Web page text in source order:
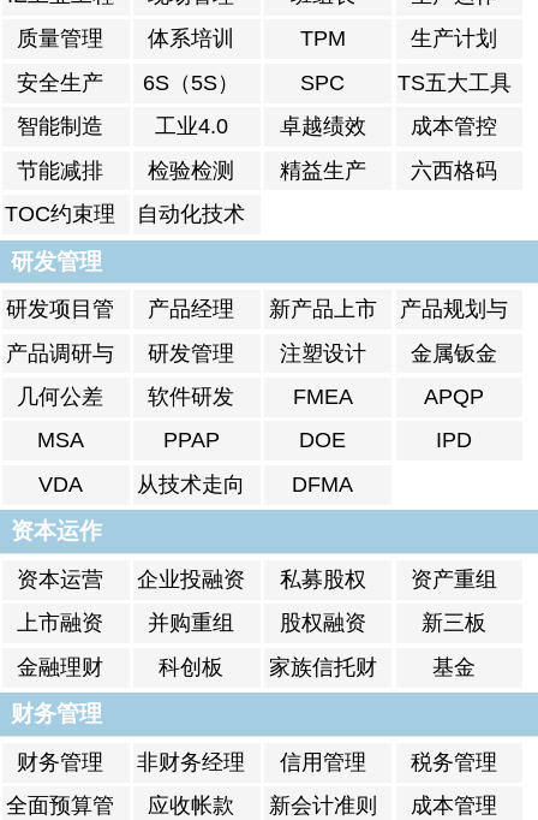
质量管理
体系培训 TPM
生产计划
安全生产
6S（5S） SPC
TS五大工具
智能制造
工业4.0 卓越绩效
成本管控
节能减排
检验检测 精益生产
六西格码
TOC约束理
论
自动化技术
研发管理
研发项目管
理
产品经理 新产品上市
产品规划与
上市
产品调研与
分析
研发管理 注塑设计
金属钣金
几何公差
软件研发 FMEA
APQP
MSA
PPAP DOE
IPD
VDA
从技术走向
DFMA
资本运作
资本运营 企业投融资 私募股权
资产重组
上市融资
并购重组 股权融资
新三板
金融理财
科创板
家族信托财
基金
财务管理
财务管理 非财务经理 信用管理
税务管理
全面预算管
应收帐款 新会计准则
成本管理